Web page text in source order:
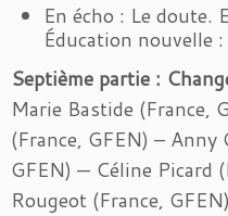
En écho : Le doute.
Éducation nouvelle
Septième partie :
Marie Bastide (France,
(France, GFEN) –
GFEN) — Céline Picard
Rougeot (France,